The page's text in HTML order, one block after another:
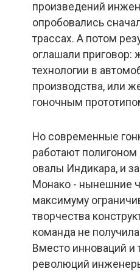
произведений
опробовались
трассах. А потом
оглашали приговор:
технологии в
производства, или
гоночным
Но современные
работают
овалы Индикара, и
Монако - нынешние
максимуму
творчества
команда не
Вместо инноваций и
революций